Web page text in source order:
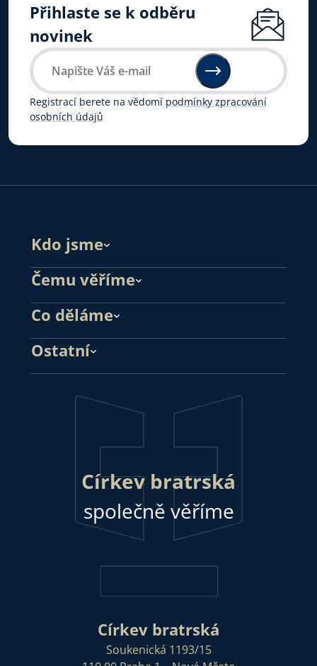
Přihlaste se k odběru
novinek
Registrací berete na vědomí podmínky zpracování
osobních údajů
Kdo jsme
Čemu věříme
Co děláme
Ostatní
Církev bratrská
společně věříme
Církev bratrská
Soukenická 1193/15